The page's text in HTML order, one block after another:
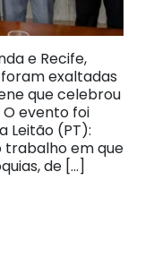
e Recife,
exaltadas
que celebrou
evento foi
Leitão (PT):
trabalho em que
de […]